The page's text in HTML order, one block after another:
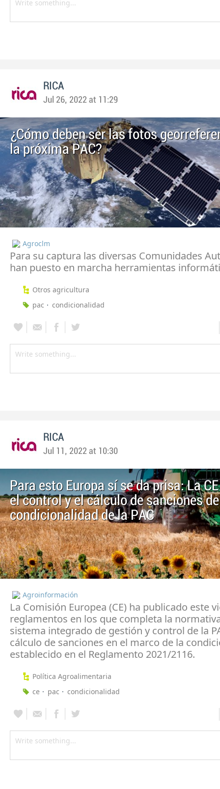
RICA
Jul 26, 2022 at 11:29
¿Cómo deben ser las fotos
la próxima PAC?
Agroclm
Para su captura las diversas Comunidades
han puesto en marcha herramientas
Otros agricultura
pac
condicionalidad
RICA
Jul 11, 2022 at 10:30
Para esto Europa sí se da prisa: La
el control y el cálculo de sanciones de
condicionalidad de la PAC
Agroinformación
La Comisión Europea (CE) ha publicado este
reglamentos en los que completa la
sistema integrado de gestión y control de la
cálculo de sanciones en el marco de la
establecido en el Reglamento 2021/2116.
Política Agroalimentaria
ce
pac condicionalidad